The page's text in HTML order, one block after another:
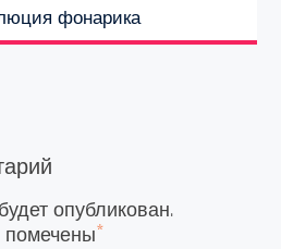
фонарика
опубликован.
помечены*